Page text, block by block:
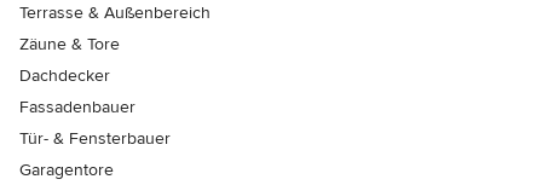
Terrasse & Außenbereich
Zäune & Tore
Dachdecker
Fassadenbauer
Tür- & Fensterbauer
Garagentore